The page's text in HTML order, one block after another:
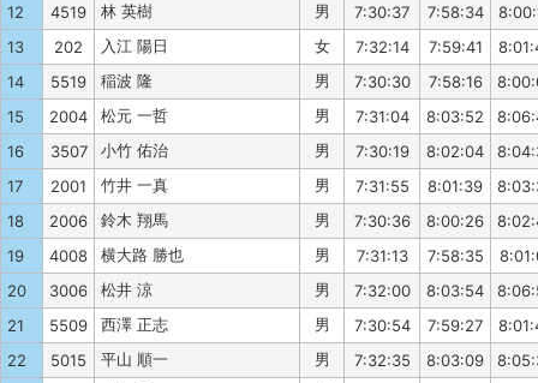
12
4519 林 英樹 男 7:30:37 7:58:34
13
202 入江 陽日 女 7:32:14 7:59:41
14
5519 稲波 隆 男 7:30:30 7:58:16
15
2004 松元 一哲 男 7:31:04 8:03:52
16
3507 小竹 佑治 男 7:30:19 8:02:04
17
2001 竹井 一真 男 7:31:55 8:01:39
18
2006 鈴木 翔馬 男 7:30:36 8:00:26
19
4008 横大路 勝也 男 7:31:13 7:58:35
20
3006 松井 涼 男 7:32:00 8:03:54
21
5509 西澤 正志 男 7:30:54 7:59:27
22
5015 平山 順一 男 7:32:35 8:03:09